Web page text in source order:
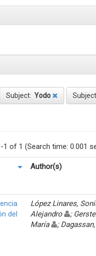
Subject: Yodo
1 of 1 (Search time: 0.001
Author(s)
del
López Linares,
Alejandro
;
María
;